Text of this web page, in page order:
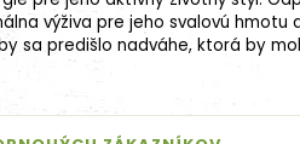
výživa pre jeho svalovú hmotu
sa predišlo nadváhe, ktorá by